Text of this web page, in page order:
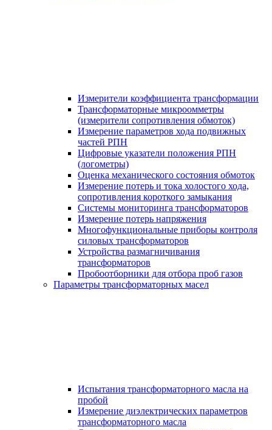
Измерители коэффициента трансформации
Трансформаторные микроомметры
(измерители сопротивления обмоток)
Измерение параметров хода подвижных
частей РПН
Цифровые указатели положения РПН
(логометры)
Оценка механического состояния обмоток
Измерение потерь и тока холостого хода,
сопротивления короткого замыкания
Системы мониторинга трансформаторов
Измерение потерь напряжения
Многофункциональные приборы контроля
силовых трансформаторов
Устройства размагничивания
трансформаторов
Пробоотборники для отбора проб газов
Параметры трансформаторных масел
Испытания трансформаторного масла на
пробой
Измерение диэлектрических параметров
трансформаторного масла